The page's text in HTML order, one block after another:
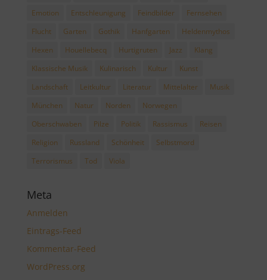
Emotion
Entschleunigung Feindbilder
Fernsehen
Flucht
Garten Gothik Hanfgarten
Heldenmythos
Hexen
Houellebecq Hurtigruten Jazz
Klang
Klassische Musik
Kulinarisch Kultur
Kunst
Landschaft
Leitkultur Literatur Mittelalter
Musik
München
Natur Norden
Norwegen
Oberschwaben
Pilze Politik Rassismus
Reisen
Religion
Russland Schönheit
Selbstmord
Terrorismus
Tod Viola
Meta
Anmelden
Eintrags-Feed
Kommentar-Feed
WordPress.org